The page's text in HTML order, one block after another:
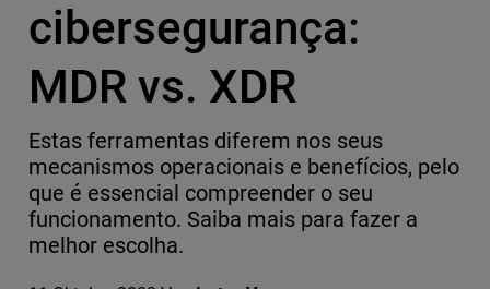
cibersegurança:
MDR vs. XDR
Estas ferramentas diferem nos seus
mecanismos operacionais e benefícios, pelo
que é essencial compreender o seu
funcionamento. Saiba mais para fazer a
melhor escolha.